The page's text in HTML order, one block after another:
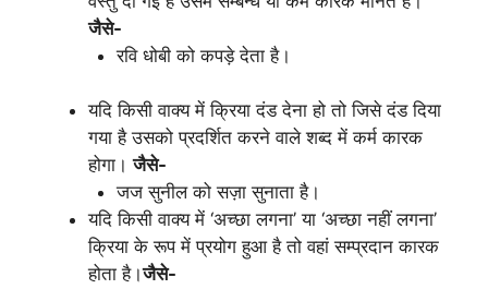
जैसे-
रवि धोबी को कपड़े देता है।
यदि किसी वाक्य में क्रिया दंड देना हो तो जिसे दंड दिया
गया है उसको प्रदर्शित करने वाले शब्द में कर्म कारक
होगा।जैसे-
जज सुनील को सज़ा सुनाता है।
यदि किसी वाक्य में ‘अच्छा लगना’ या ‘अच्छा नहीं लगना’
क्रिया के रूप में प्रयोग हुआ है तो वहां सम्प्रदान कारक
होता है।जैसे-